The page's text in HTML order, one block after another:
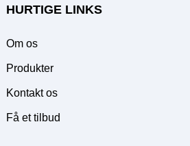
HURTIGE LINKS
Om os
Produkter
Kontakt os
Få et tilbud